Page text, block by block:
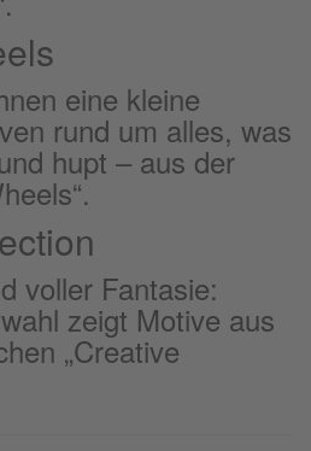
eine kleine
rund um alles, was
hupt – aus der
voller Fantasie:
zeigt Motive aus
„Creative